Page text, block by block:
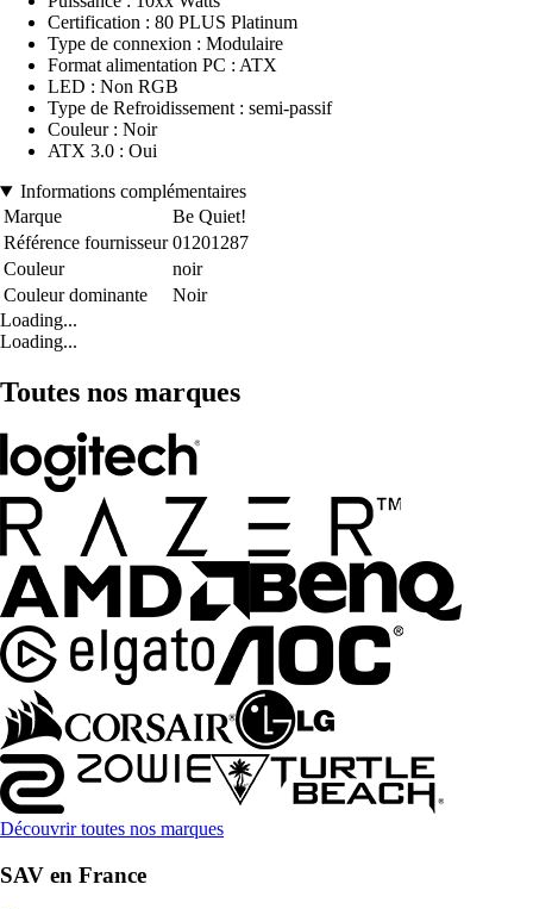
Certification : 80 PLUS Platinum
Type de connexion : Modulaire
Format alimentation PC : ATX
LED : Non RGB
Type de Refroidissement : semi-passif
Couleur : Noir
ATX 3.0 : Oui
Informations complémentaires
Marque
Be Quiet!
Référence fournisseur 01201287
Couleur
noir
Couleur dominante
Noir
Loading...
Loading...
Toutes nos marques
Découvrir toutes nos marques
SAV en France